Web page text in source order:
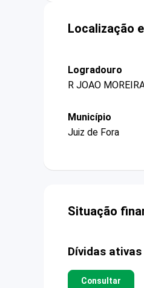
Localização
Logradouro
R JOAO
Município
Juiz de Fora
Situação
Dívidas
Consultar